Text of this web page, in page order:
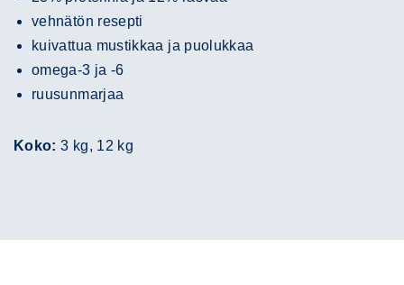
vehnätön resepti
kuivattua mustikkaa ja puolukkaa
omega-3 ja -6
ruusunmarjaa
Koko: 3 kg, 12 kg